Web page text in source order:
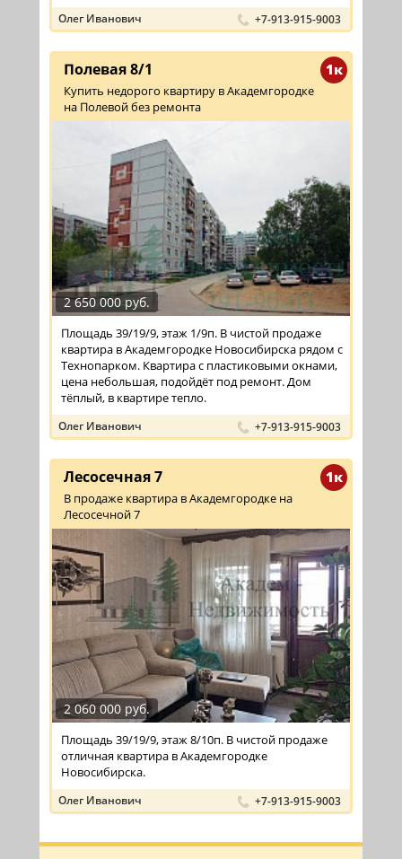
Олег Иванович +7-913-915-9003
1к
Полевая 8/1
Купить недорого квартиру в Академгородке
на Полевой без ремонта
2 650 000 руб.
Площадь 39/19/9, этаж 1/9п. В чистой продаже
квартира в Академгородке Новосибирска рядом с
Технопарком. Квартира с пластиковыми окнами,
цена небольшая, подойдёт под ремонт. Дом
тёплый, в квартире тепло.
Олег Иванович +7-913-915-9003
1к
Лесосечная 7
В продаже квартира в Академгородке на
Лесосечной 7
2 060 000 руб.
Площадь 39/19/9, этаж 8/10п. В чистой продаже
отличная квартира в Академгородке
Новосибирска.
Олег Иванович +7-913-915-9003